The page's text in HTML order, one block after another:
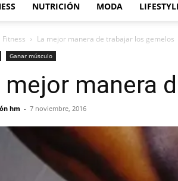
NUTRICIÓN MODA
Fitness La mejor manera de trabajar los gemelos
Ganar músculo
mejor manera
hm - 7 noviembre, 2016